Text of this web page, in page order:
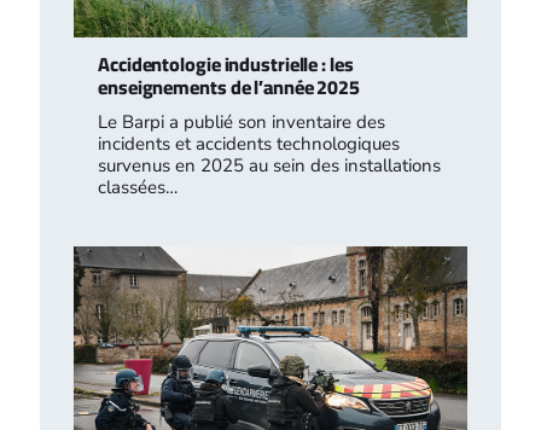
Accidentologie industrielle : les
enseignements de l’année 2025
Le Barpi a publié son inventaire des
incidents et accidents technologiques
survenus en 2025 au sein des installations
classées…